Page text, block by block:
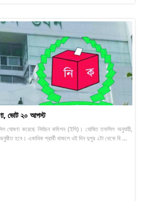
ভোট ২০ আগস্ট
ঘোষণা করেছে নির্বাচন কমিশন (ইসি)। ঘোষিত তফসিল অনুযায়ী,
হবে। একাধিক প্রার্থী থাকলে ওই দিন দুপুর ২টা থেকে বি ...